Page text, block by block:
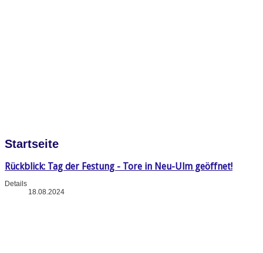
Startseite
Rückblick: Tag der Festung - Tore in Neu-Ulm geöffnet!
Details
18.08.2024